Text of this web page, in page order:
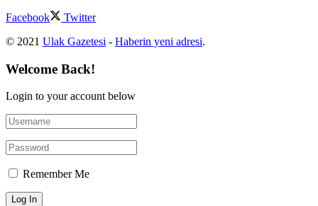
Facebook
Twitter
© 2021 Ulak Gazetesi - Haberin yeni adresi.
Welcome Back!
Login to your account below
Remember Me